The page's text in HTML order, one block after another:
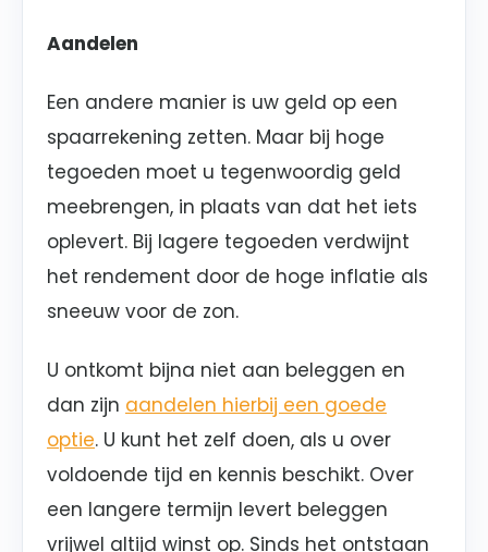
Aandelen
Een andere manier is uw geld op een
spaarrekening zetten. Maar bij hoge
tegoeden moet u tegenwoordig geld
meebrengen, in plaats van dat het iets
oplevert. Bij lagere tegoeden verdwijnt
het rendement door de hoge inflatie als
sneeuw voor de zon.
U ontkomt bijna niet aan beleggen en
dan zijn aandelen hierbij een goede
optie. U kunt het zelf doen, als u over
voldoende tijd en kennis beschikt. Over
een langere termijn levert beleggen
vrijwel altijd winst op. Sinds het ontstaan